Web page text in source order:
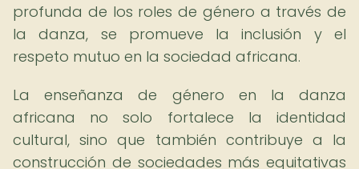
profunda de los roles de género a través de
la danza, se promueve la inclusión y el
respeto mutuo en la sociedad africana.
La enseñanza de género en la danza
africana no solo fortalece la identidad
cultural, sino que también contribuye a la
construcción de sociedades más equitativas